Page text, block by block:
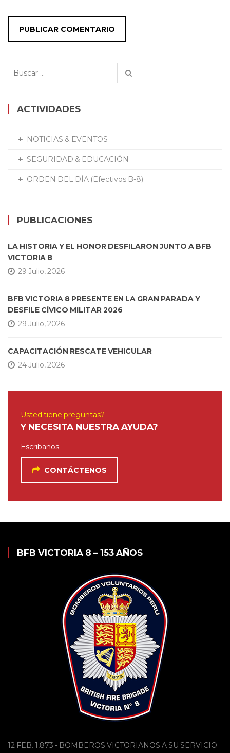
ACTIVIDADES
NOTICIAS & EVENTOS
SEGURIDAD & EDUCACIÓN
ORDEN DEL DÍA (Efectivos B-8)
PUBLICACIONES
LA HISTORIA Y EL HONOR DESFILARON JUNTO A BFB
VICTORIA 8
29 Julio, 2026
BFB VICTORIA 8 PRESENTE EN LA GRAN PARADA Y
DESFILE CÍVICO MILITAR 2026
29 Julio, 2026
CAPACITACIÓN RESCATE VEHICULAR
24 Julio, 2026
Usted tiene preguntas?
Y NECESITA NUESTRA AYUDA?
Escribanos.
CONTÁCTENOS
BFB VICTORIA 8 – 153 AÑOS
12 FEB. 1,873 - BOMBEROS VICTORIANOS A SU SERVICIO